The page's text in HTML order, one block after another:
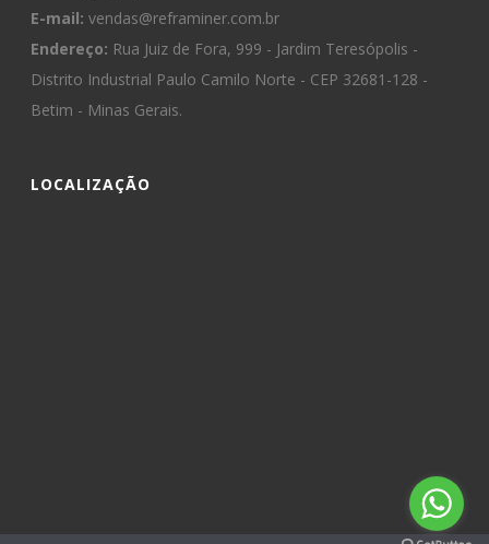
E-mail: vendas@reframiner.com.br
Endereço: Rua Juiz de Fora, 999 - Jardim Teresópolis -
Distrito Industrial Paulo Camilo Norte - CEP 32681-128 -
Betim - Minas Gerais.
LOCALIZAÇÃO